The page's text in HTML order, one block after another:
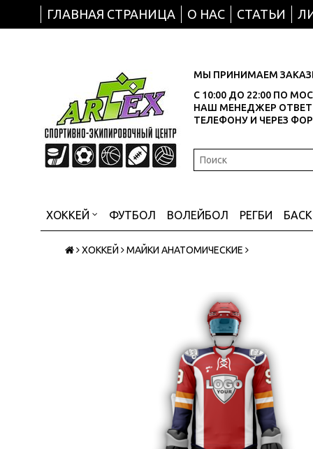
ГЛАВНАЯ СТРАНИЦА О НАС СТАТЬИ
МЫ ПРИНИМАЕМ
С 10:00 ДО 22:00 ПО
НАШ МЕНЕДЖЕР
ТЕЛЕФОНУ И ЧЕРЕЗ
ХОККЕЙ ФУТБОЛ ВОЛЕЙБОЛ РЕГБИ
ХОККЕЙ МАЙКИ АНАТОМИЧЕСКИЕ